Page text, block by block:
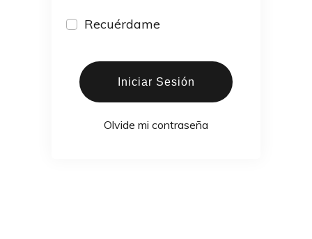
Recuérdame
Iniciar Sesión
Olvide mi contraseña